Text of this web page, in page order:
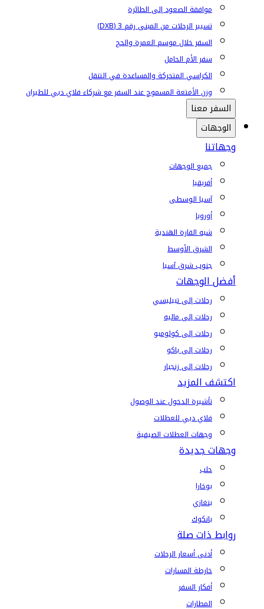
موافقة الصعود إلى الطائرة
تسيير الرحلات من المبنى رقم 3 (DXB)
السفر خلال موسم العمرة والحج
سفر الأم الحامل
الكراسي المتحركة والمساعدة في التنقل
وزن الأمتعة المسموح عند السفر مع شركاء فلاي دبي للطيران
السفر معنا
الوجهات
وجهاتنا
جميع الوجهات
أفريقيا
آسيا الوسطى
أوروبا
شبه القارة الهندية
الشرق الأوسط
جنوب شرق آسيا
أفضل الوجهات
رحلات إلى تبيليسي
رحلات إلى ماليه
رحلات إلى كولومبو
رحلات إلى باكو
رحلات إلى زنجبار
اكتشف المزيد
تأشيرة الدخول عند الوصول
فلاي دبي للعطلات
وجهات العطلات الصيفية
وجهات جديدة
حلب
بوخارا
بنغازي
بانكوك
روابط ذات صلة
أدنى أسعار الرحلات
خارطة المسارات
أفكار السفر
المطارات